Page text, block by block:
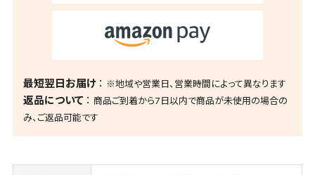
最短翌日お届け ※地域や営業日、営業時間によって異なります
返品について
商品ご到着から7日以内で商品が未使用の場合の
み、ご返品可能です